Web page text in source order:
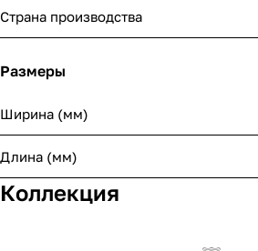
Страна производства
Размеры
Ширина (мм)
Длина (мм)
Коллекция